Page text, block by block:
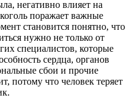
негативно влияет на
поражает важные
становится понятно, что
нужно не только от
специалистов, которые
сердца, органов
сбои и прочие
потому что человек теряет